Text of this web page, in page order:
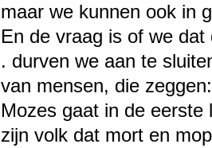
maar we kunnen ook in
En de vraag is of we
. durven we aan te
van mensen, die
Mozes gaat in de
zijn volk dat mort en